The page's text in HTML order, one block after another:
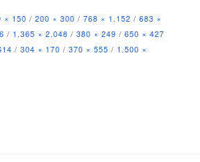
× 150 / 200 × 300 / 768 × 1.152 / 683 ×
/ 1.365 × 2.048 / 380 × 249 / 650 × 427
/ 304 × 170 / 370 × 555 / 1.500 ×